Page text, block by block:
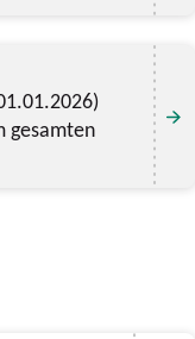
gesamten